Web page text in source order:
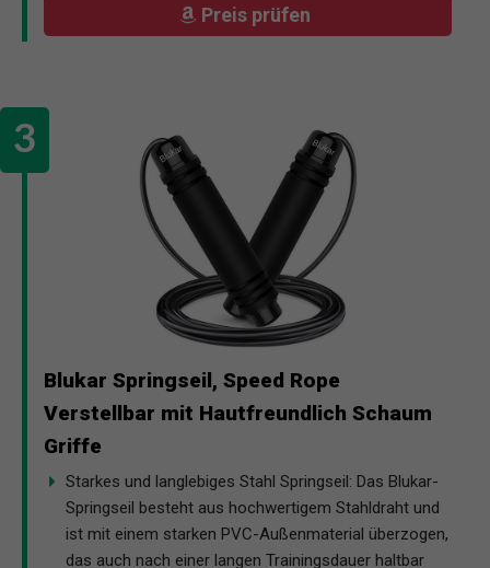
Preis prüfen
Blukar Springseil, Speed Rope
Verstellbar mit Hautfreundlich Schaum
Griffe
Starkes und langlebiges Stahl Springseil: Das Blukar-
Springseil besteht aus hochwertigem Stahldraht und
ist mit einem starken PVC-Außenmaterial überzogen,
das auch nach einer langen Trainingsdauer haltbar